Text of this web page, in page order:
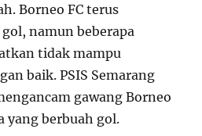
Borneo FC terus
namun beberapa
tidak mampu
baik. PSIS Semarang
gawang Borneo
yang berbuah gol.